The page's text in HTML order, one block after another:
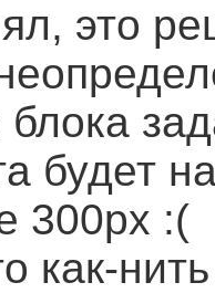
это
будет
300px :(
как-